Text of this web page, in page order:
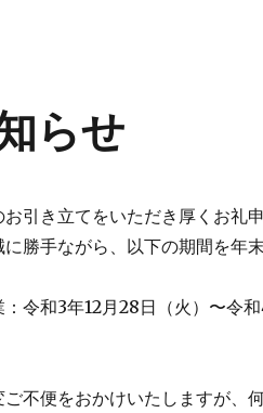
らせ
引き立てをいただき厚くお礼申
勝手ながら、以下の期間を年
令和3年12月28日（火）〜令和
ご不便をおかけいたしますが、